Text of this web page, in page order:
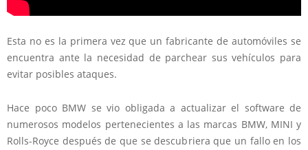
Esta no es la primera vez que un fabricante de automóviles se
encuentra ante la necesidad de parchear sus vehículos para
evitar posibles ataques.
Hace poco BMW se vio obligada a actualizar el software de
numerosos modelos pertenecientes a las marcas BMW, MINI y
Rolls-Royce después de que se descubriera que un fallo en los